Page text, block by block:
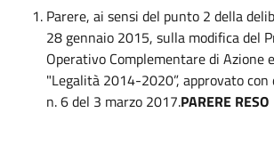
Parere, ai sensi del punto 2 della
28 gennaio 2015, sulla modifica del
Operativo Complementare di Azione
"Legalità 2014-2020”, approvato con
n. 6 del 3 marzo 2017.PARERE RESO